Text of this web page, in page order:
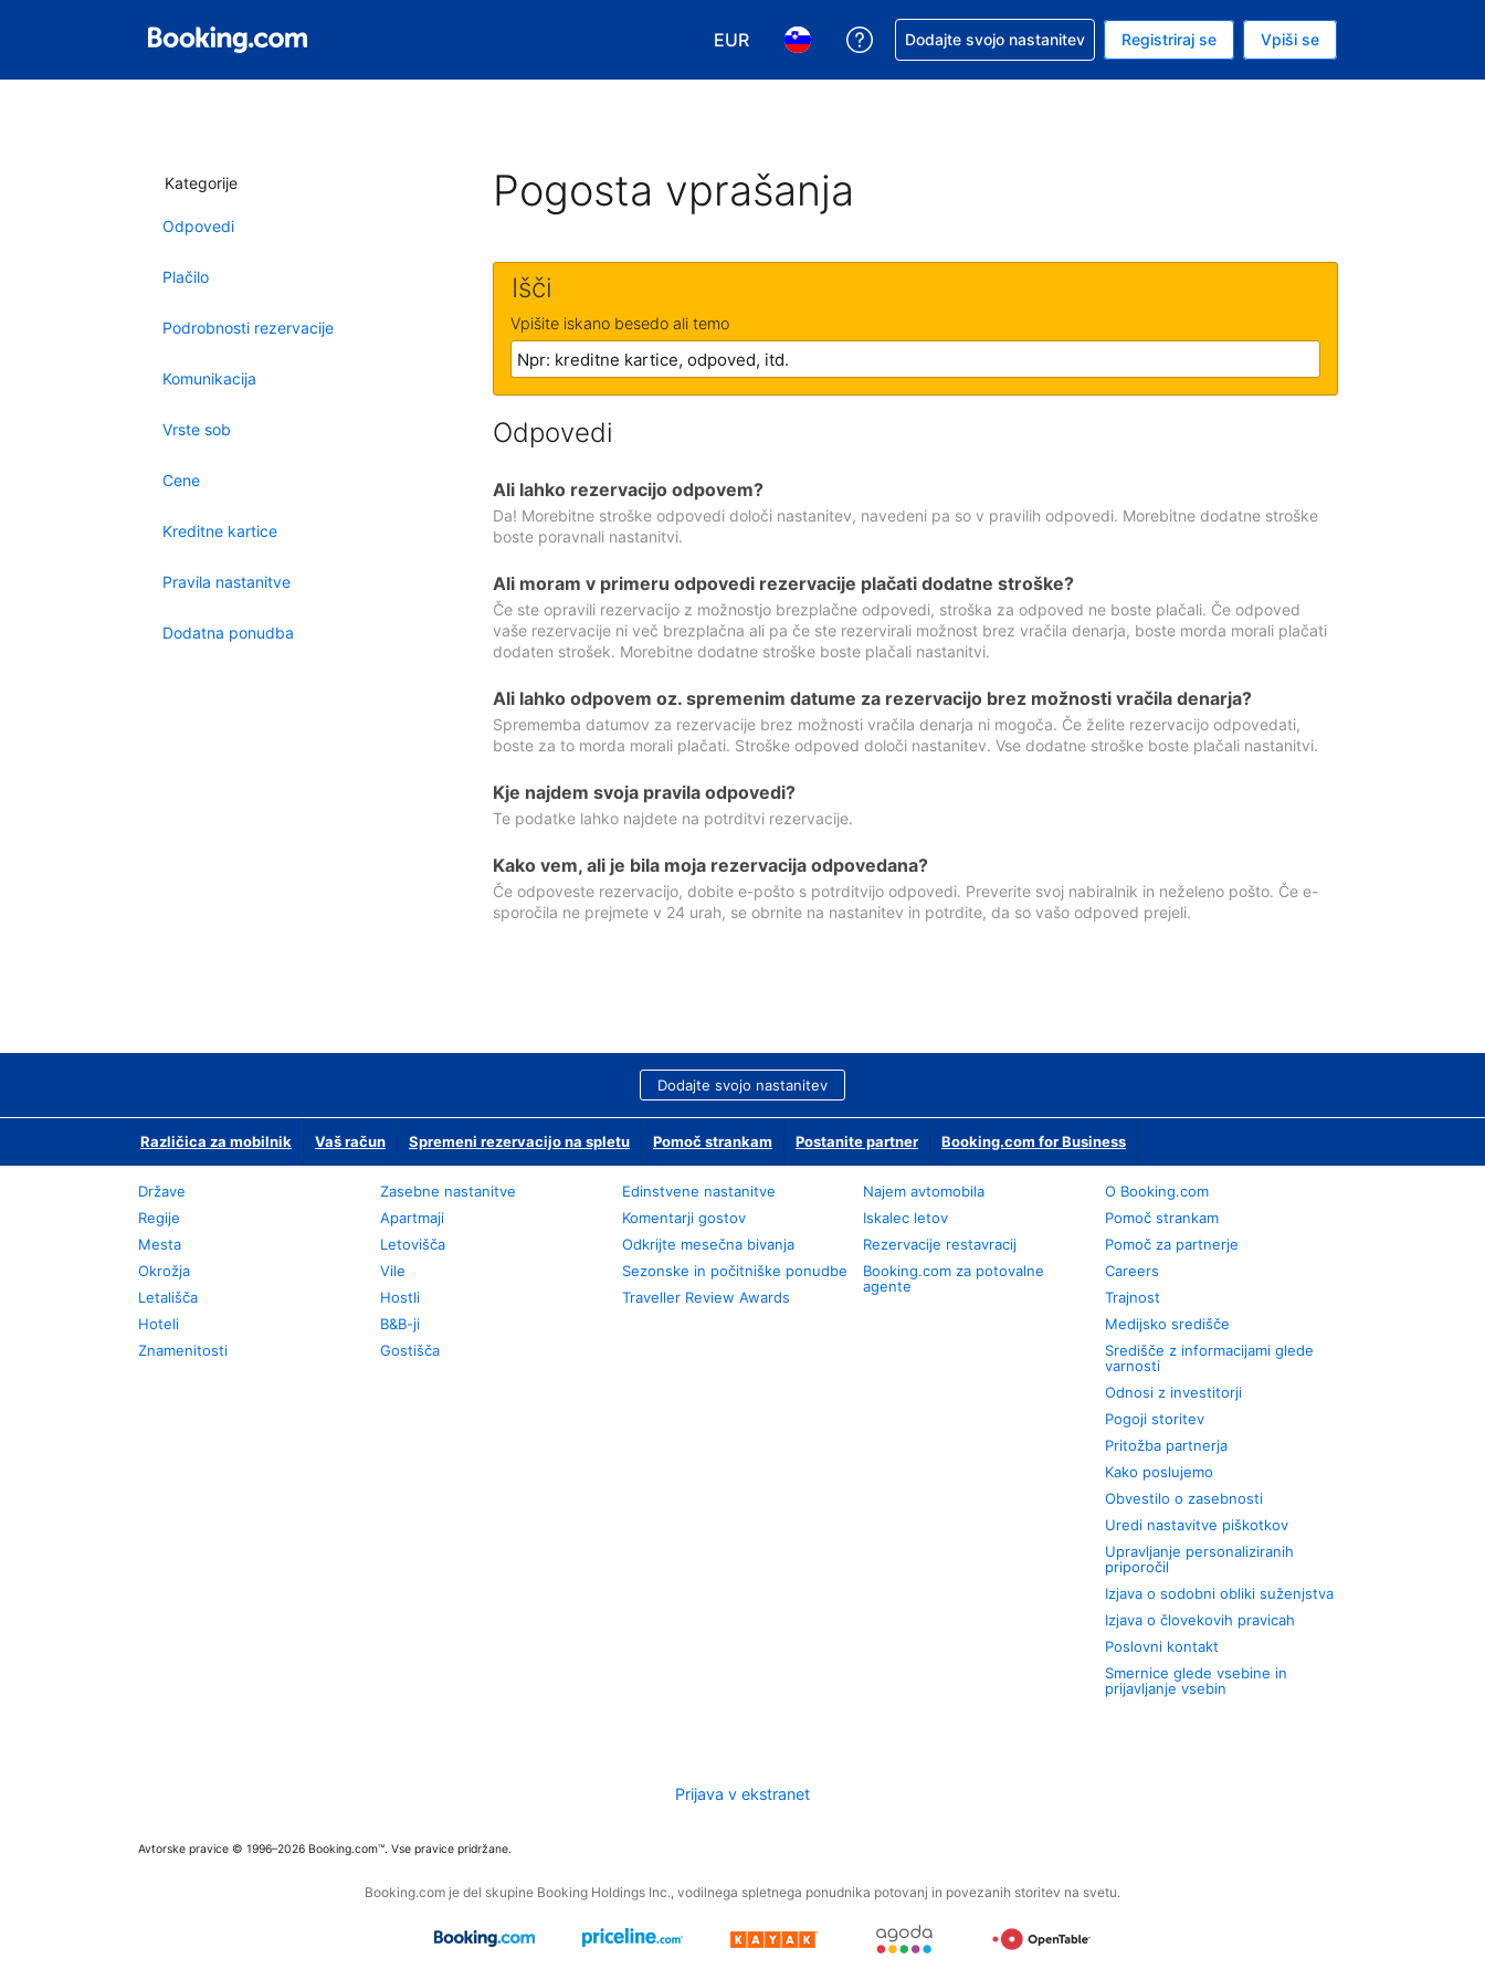
EUR
Izbira valute. Vaša trenutna valuta je evro
Izbira jezika. Vaš trenutni jezik je Slovenščini
Zaprosite za pomoč pri rezervaciji
Dodajte svojo nastanitev Registriraj se Vpiši se
Kategorije
Odpovedi
Plačilo
Podrobnosti rezervacije
Komunikacija
Vrste sob
Cene
Kreditne kartice
Pravila nastanitve
Dodatna ponudba
Pogosta vprašanja
Išči
Vpišite iskano besedo ali temo
Odpovedi
Ali lahko rezervacijo odpovem?
Da! Morebitne stroške odpovedi določi nastanitev, navedeni pa so v pravilih odpovedi. Morebitne dodatne stroške
boste poravnali nastanitvi.
Ali moram v primeru odpovedi rezervacije plačati dodatne stroške?
Če ste opravili rezervacijo z možnostjo brezplačne odpovedi, stroška za odpoved ne boste plačali. Če odpoved
vaše rezervacije ni več brezplačna ali pa če ste rezervirali možnost brez vračila denarja, boste morda morali plačati
dodaten strošek. Morebitne dodatne stroške boste plačali nastanitvi.
Ali lahko odpovem oz. spremenim datume za rezervacijo brez možnosti vračila denarja?
Sprememba datumov za rezervacije brez možnosti vračila denarja ni mogoča. Če želite rezervacijo odpovedati,
boste za to morda morali plačati. Stroške odpoved določi nastanitev. Vse dodatne stroške boste plačali nastanitvi.
Kje najdem svoja pravila odpovedi?
Te podatke lahko najdete na potrditvi rezervacije.
Kako vem, ali je bila moja rezervacija odpovedana?
Če odpoveste rezervacijo, dobite e-pošto s potrditvijo odpovedi. Preverite svoj nabiralnik in neželeno pošto. Če e-
sporočila ne prejmete v 24 urah, se obrnite na nastanitev in potrdite, da so vašo odpoved prejeli.
Dodajte svojo nastanitev
Različica za mobilnik Vaš račun Spremeni rezervacijo na spletu Pomoč strankam Postanite partner Booking.com for Business
Države
Regije
Mesta
Okrožja
Letališča
Hoteli
Znamenitosti
Zasebne nastanitve
Apartmaji
Letovišča
Vile
Hostli
B&B-ji
Gostišča
Edinstvene nastanitve
Komentarji gostov
Odkrijte mesečna bivanja
Sezonske in počitniške ponudbe
Traveller Review Awards
Najem avtomobila
Iskalec letov
Rezervacije restavracij
Booking.com za potovalne
agente
O Booking.com
Pomoč strankam
Pomoč za partnerje
Careers
Trajnost
Medijsko središče
Središče z informacijami glede
varnosti
Odnosi z investitorji
Pogoji storitev
Pritožba partnerja
Kako poslujemo
Obvestilo o zasebnosti
Uredi nastavitve piškotkov
Upravljanje personaliziranih
priporočil
Izjava o sodobni obliki suženjstva
Izjava o človekovih pravicah
Poslovni kontakt
Smernice glede vsebine in
prijavljanje vsebin
Prijava v ekstranet
Avtorske pravice © 1996–2026 Booking.com™. Vse pravice pridržane.
Booking.com je del skupine Booking Holdings Inc., vodilnega spletnega ponudnika potovanj in povezanih storitev na svetu.